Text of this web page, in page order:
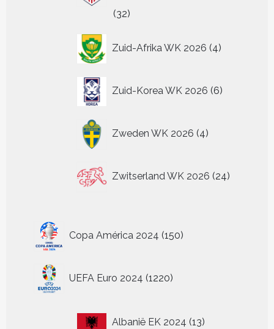
3232
Zuid-Afrika WK 2026 4
producten
Zuid-Korea WK 2026 6
producten
Zweden WK 2026 4
producten
Zwitserland WK 2026 24
producten
Copa América 2024 150
producten
UEFA Euro 2024 1220
producten
Albanië EK 2024 1313